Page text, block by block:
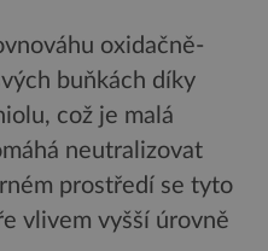
oxidačně-
buňkách díky
což je malá
neutralizovat
prostředí se tyto
vlivem vyšší úrovně